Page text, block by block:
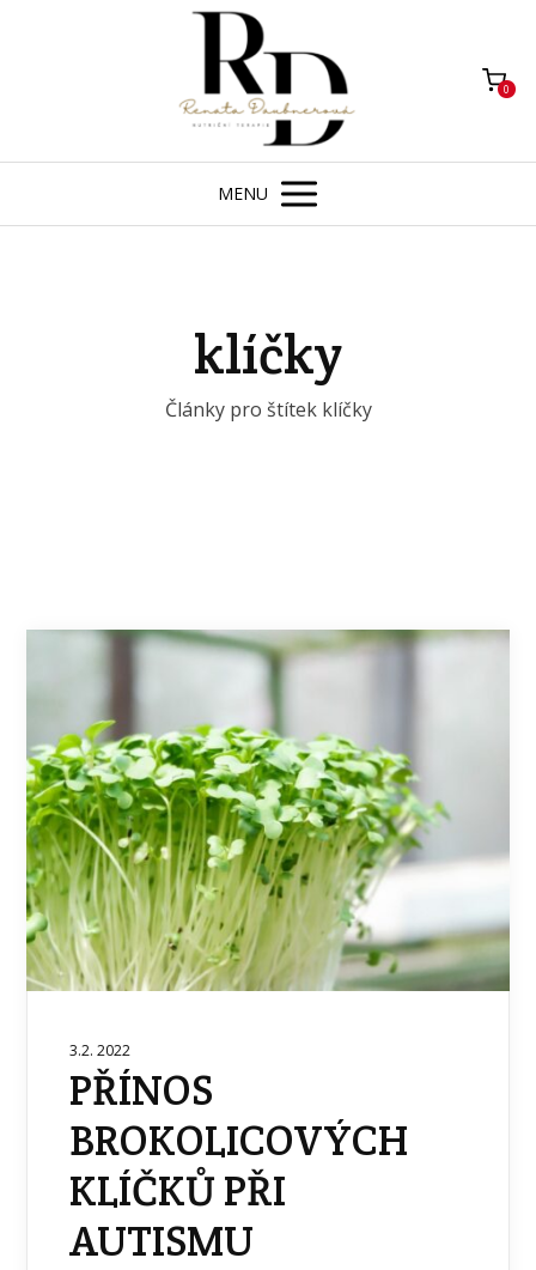
0
MENU
klíčky
Články pro štítek klíčky
3.2. 2022
PŘÍNOS
BROKOLICOVÝCH
KLÍČKŮ PŘI
AUTISMU